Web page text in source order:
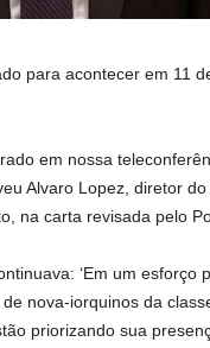
para acontecer em 11
em nossa
Alvaro Lopez, diretor
na carta revisada pelo
‘Em um
nova-iorquinos da
priorizando sua